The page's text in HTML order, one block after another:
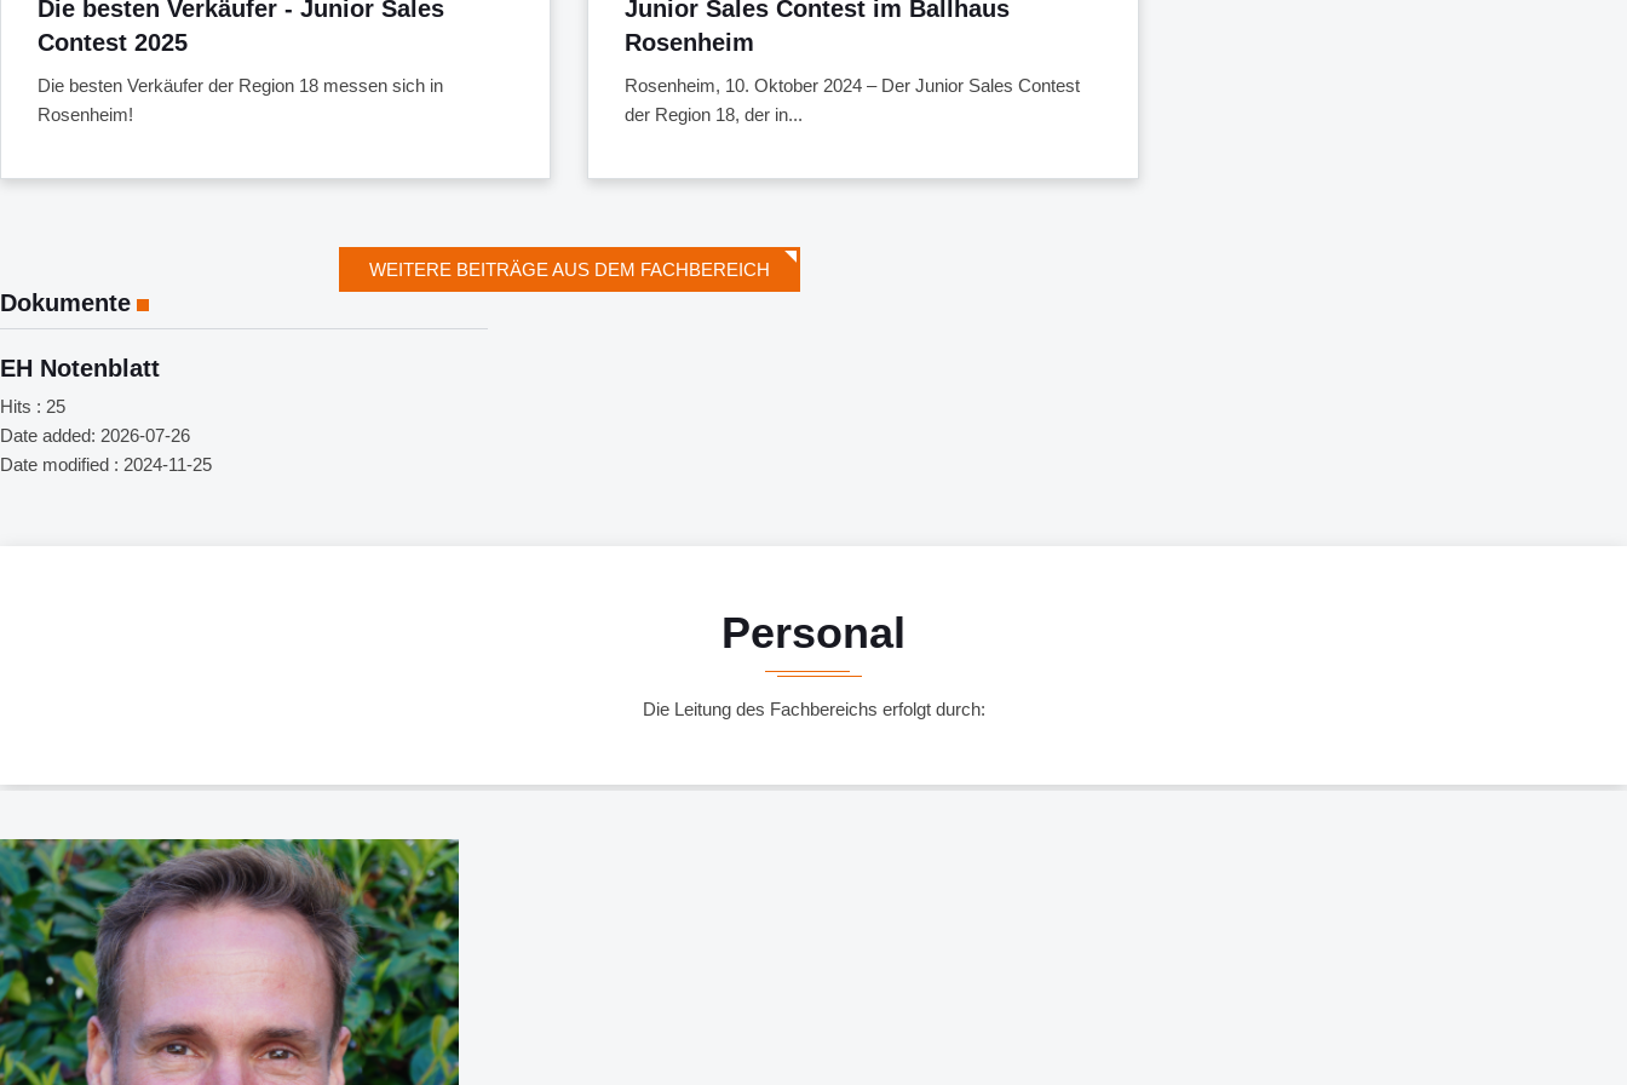
Die besten Verkäufer - Junior Sales
Contest 2025
Die besten Verkäufer der Region 18 messen sich in
Rosenheim!
Junior Sales Contest im Ballhaus
Rosenheim
Rosenheim, 10. Oktober 2024 – Der Junior Sales Contest
der Region 18, der in...
WEITERE BEITRÄGE AUS DEM FACHBEREICH
Dokumente
EH Notenblatt
Hits : 25
Date added: 2026-07-26
Date modified : 2024-11-25
Personal
Die Leitung des Fachbereichs erfolgt durch: